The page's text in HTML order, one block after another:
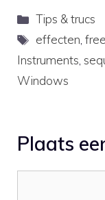
SuperNova II.Over
few years Novation
controllers that you
almost…
Categorieën
Tips & trucs
Tags
effecten,
Instruments,
Windows
Plaats